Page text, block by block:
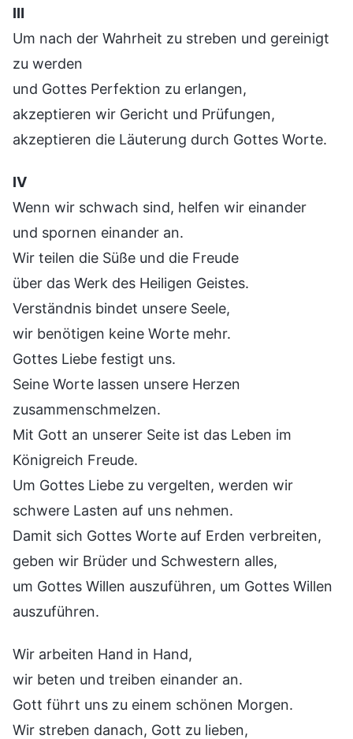
Ⅲ
Um nach der Wahrheit zu streben und gereinigt
zu werden
und Gottes Perfektion zu erlangen,
akzeptieren wir Gericht und Prüfungen,
akzeptieren die Läuterung durch Gottes Worte.
Ⅳ
Wenn wir schwach sind, helfen wir einander
und spornen einander an.
Wir teilen die Süße und die Freude
über das Werk des Heiligen Geistes.
Verständnis bindet unsere Seele,
wir benötigen keine Worte mehr.
Gottes Liebe festigt uns.
Seine Worte lassen unsere Herzen
zusammenschmelzen.
Mit Gott an unserer Seite ist das Leben im
Königreich Freude.
Um Gottes Liebe zu vergelten, werden wir
schwere Lasten auf uns nehmen.
Damit sich Gottes Worte auf Erden verbreiten,
geben wir Brüder und Schwestern alles,
um Gottes Willen auszuführen, um Gottes Willen
auszuführen.
Wir arbeiten Hand in Hand,
wir beten und treiben einander an.
Gott führt uns zu einem schönen Morgen.
Wir streben danach, Gott zu lieben,